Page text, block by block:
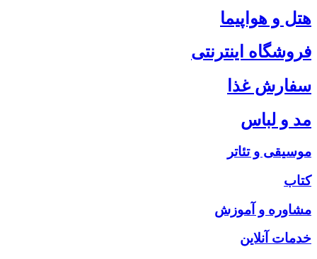
هتل و هواپیما
فروشگاه اینترنتی
سفارش غذا
مد و لباس
موسیقی و تئاتر
کتاب
مشاوره و آموزش
خدمات آنلاین